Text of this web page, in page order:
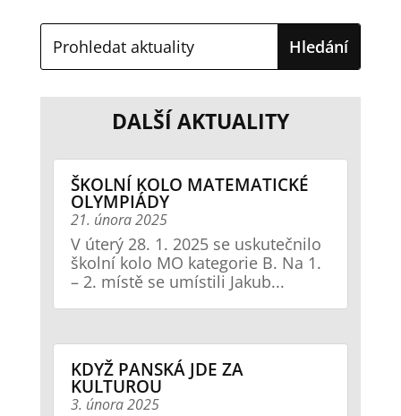
DALŠÍ AKTUALITY
ŠKOLNÍ KOLO MATEMATICKÉ
OLYMPIÁDY
21. února 2025
V úterý 28. 1. 2025 se uskutečnilo
školní kolo MO kategorie B. Na 1.
– 2. místě se umístili Jakub...
KDYŽ PANSKÁ JDE ZA
KULTUROU
3. února 2025